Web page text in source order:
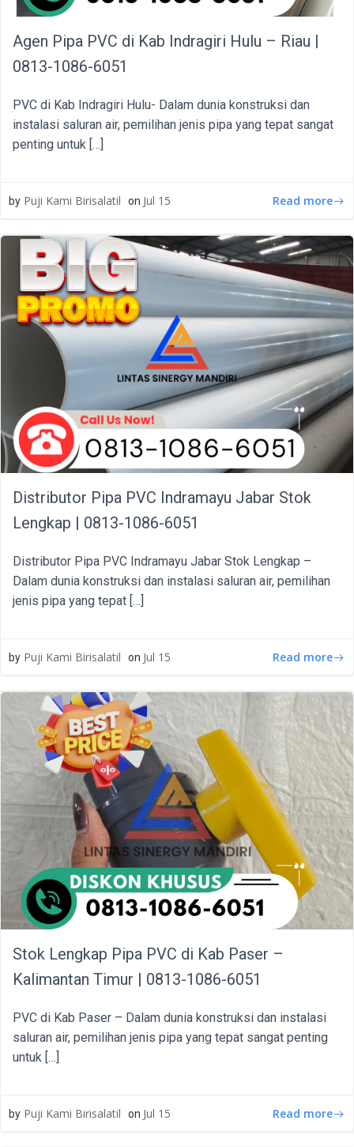
Agen Pipa PVC di Kab Indragiri Hulu – Riau |
0813-1086-6051
PVC di Kab Indragiri Hulu- Dalam dunia konstruksi dan
instalasi saluran air, pemilihan jenis pipa yang tepat sangat
penting untuk […]
by Puji Kami Birisalatil on Jul 15 Read more
Distributor Pipa PVC Indramayu Jabar Stok
Lengkap | 0813-1086-6051
Distributor Pipa PVC Indramayu Jabar Stok Lengkap –
Dalam dunia konstruksi dan instalasi saluran air, pemilihan
jenis pipa yang tepat […]
by Puji Kami Birisalatil on Jul 15 Read more
Stok Lengkap Pipa PVC di Kab Paser –
Kalimantan Timur | 0813-1086-6051
PVC di Kab Paser – Dalam dunia konstruksi dan instalasi
saluran air, pemilihan jenis pipa yang tepat sangat penting
untuk […]
by Puji Kami Birisalatil on Jul 15 Read more